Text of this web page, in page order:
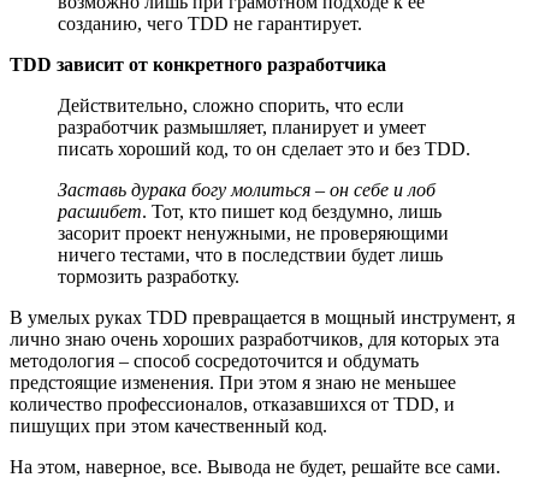
созданию, чего TDD не гарантирует.
TDD зависит от конкретного разработчика
Действительно, сложно спорить, что если
разработчик размышляет, планирует и умеет
писать хороший код, то он сделает это и без TDD.
Заставь дурака богу молиться – он себе и лоб
расшибет. Тот, кто пишет код бездумно, лишь
засорит проект ненужными, не проверяющими
ничего тестами, что в последствии будет лишь
тормозить разработку.
В умелых руках TDD превращается в мощный инструмент, я
лично знаю очень хороших разработчиков, для которых эта
методология – способ сосредоточится и обдумать
предстоящие изменения. При этом я знаю не меньшее
количество профессионалов, отказавшихся от TDD, и
пишущих при этом качественный код.
На этом, наверное, все. Вывода не будет, решайте все сами.